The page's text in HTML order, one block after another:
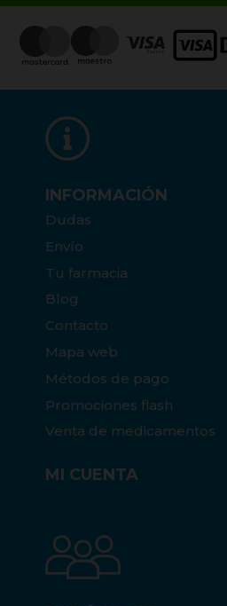
INFORMACIÓN
Dudas
Envío
Tu farmacia
Blog
Contacto
Mapa web
Métodos de pago
Promociones flash
Venta de medicamentos
MI CUENTA